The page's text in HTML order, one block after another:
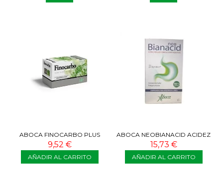
ABOCA FINOCARBO PLUS
TISANA
9,52 €
AÑADIR AL CARRITO
ABOCA NEOBIANACID ACIDEZ
Y REFLUJO 45 COMP
15,73 €
AÑADIR AL CARRITO